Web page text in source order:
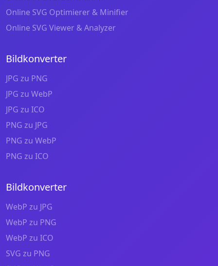
Online SVG Optimierer & Minifier
Online SVG Viewer & Analyzer
Bildkonverter
JPG zu PNG
JPG zu WebP
JPG zu ICO
PNG zu JPG
PNG zu WebP
PNG zu ICO
Bildkonverter
WebP zu JPG
WebP zu PNG
WebP zu ICO
SVG zu PNG